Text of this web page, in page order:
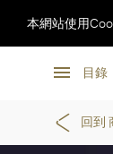
目錄
本網站使用
回到